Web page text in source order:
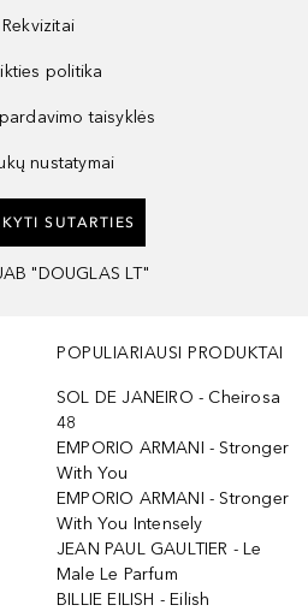
Rekvizitai
politika
taisyklės
nustatymai
SUTARTIES
"DOUGLAS LT"
POPULIARIAUSI PRODUKTAI
SOL DE JANEIRO - Cheirosa
48
EMPORIO ARMANI - Stronger
With You
EMPORIO ARMANI - Stronger
With You Intensely
JEAN PAUL GAULTIER - Le
Male Le Parfum
BILLIE EILISH - Eilish